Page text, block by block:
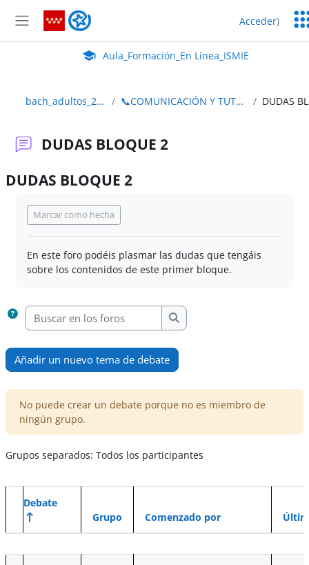
Panel lateral
Aula_Formación_En Línea_ISMIE Acceder)
Aula Virtual de EducaMadrid:
Aula_Formación_En Línea_ISMIE
bach_adultos_2edición 📞COMUNICACIÓN Y TUTORIZACIÓN
DUDAS BLOQUE 2
DUDAS BLOQUE 2
Marcar como hecha
En este foro podéis plasmar las dudas que tengáis
sobre los contenidos de este primer bloque.
Buscar en los foros
Buscar en los foros
Añadir un nuevo tema de debate
No puede crear un debate porque no es miembro de
ningún grupo.
Grupos separados: Todos los participantes
Estado
Debate
Grupo
Comenzado por